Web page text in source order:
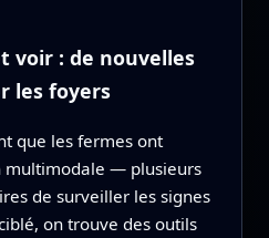
voir : de nouvelles
les foyers
que les fermes ont
multimodale — plusieurs
de surveiller les signes
on trouve des outils